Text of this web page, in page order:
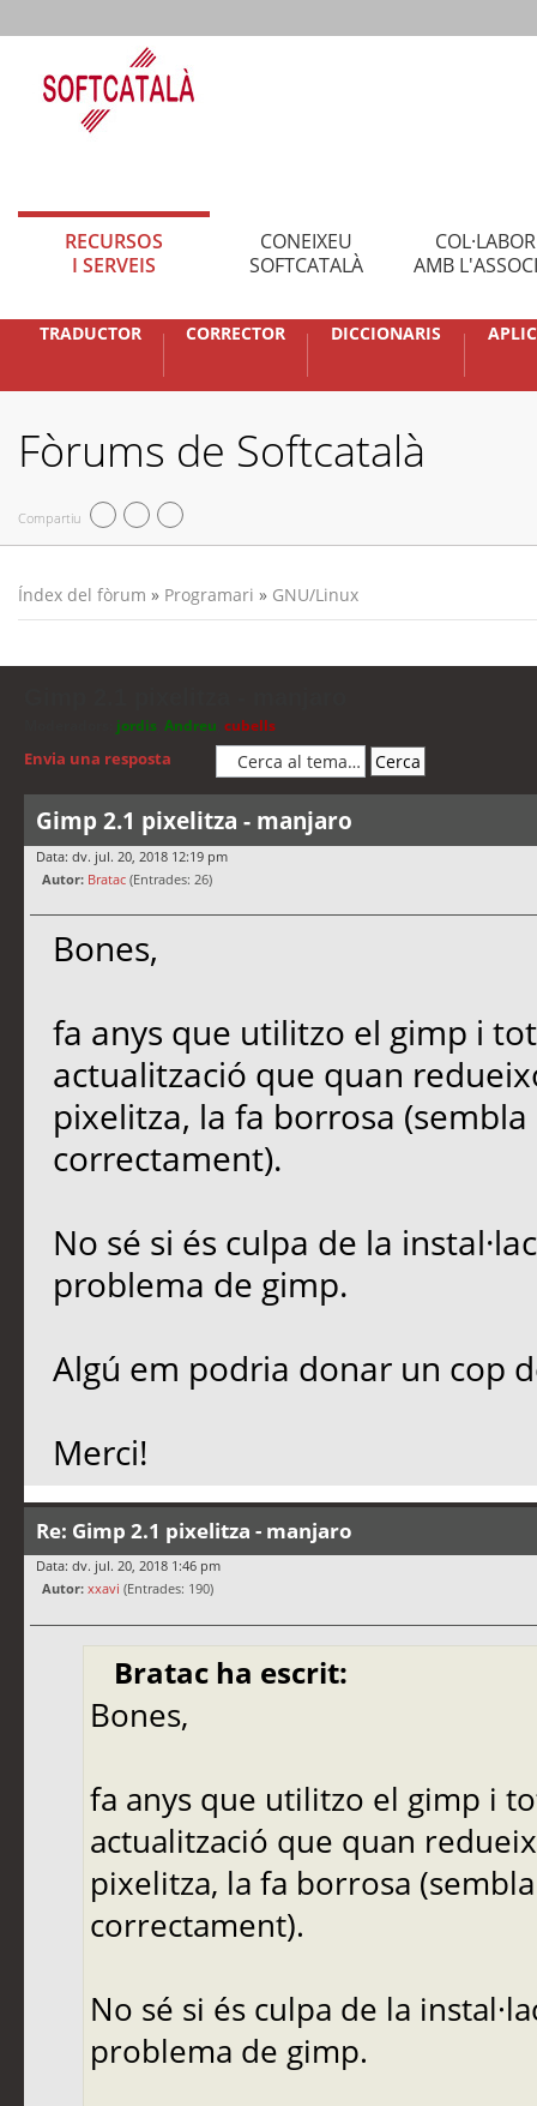
RECURSOS
I SERVEIS
CONEIXEU
SOFTCATALÀ
AMB
TRADUCTOR CORRECTOR DICCIONARIS
Fòrums de Softcatalà
Compartiu
Índex del fòrum » Programari » GNU/Linux
jordis Andreu cubells
Envia una resposta
Gimp 2.1 pixelitza - manjaro
Data: dv. jul. 20, 2018 12:19 pm
Autor: Bratac (Entrades: 26)
Bones,
fa anys que utilitzo el gimp i
actualització que quan
pixelitza, la fa borrosa
correctament).
No sé si és culpa de la
problema de gimp.
Algú em podria donar un cop
Merci!
Re: Gimp 2.1 pixelitza - manjaro
Data: dv. jul. 20, 2018 1:46 pm
Autor: xxavi (Entrades: 190)
Bratac ha escrit:
Bones,
fa anys que utilitzo el gimp i
actualització que quan
pixelitza, la fa borrosa
correctament).
No sé si és culpa de la
problema de gimp.